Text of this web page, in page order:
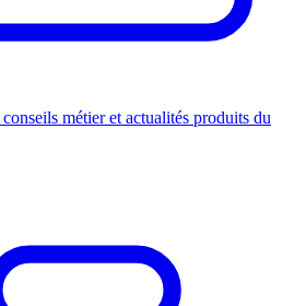
métier et actualités produits du